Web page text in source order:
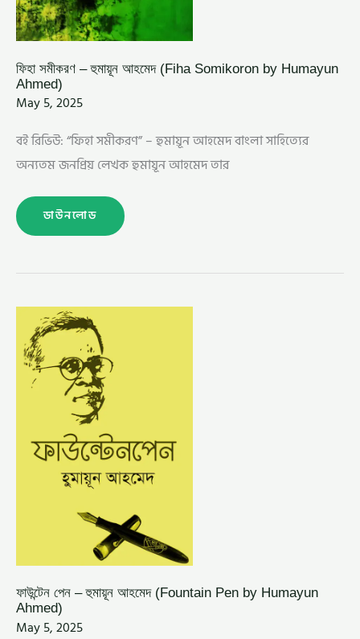
ফিহা সমীকরণ – হুমায়ূন আহমেদ (Fiha Somikoron by Humayun
Ahmed)
May 5, 2025
বই রিভিউ: “ফিহা সমীকরণ” – হুমায়ূন আহমেদ বাংলা সাহিত্যের
অন্যতম জনপ্রিয় লেখক হুমায়ূন আহমেদ তার
ডাউনলোড
ফাউন্টেন পেন – হুমায়ূন আহমেদ (Fountain Pen by Humayun
Ahmed)
May 5, 2025
ফাউন্টেন
পেন
–
হুমায়ূন
আহমেদ
(FOUNTAIN
PEN
HUMAYUN
AHMED)